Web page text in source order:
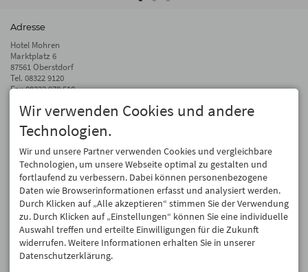
Adresse
Hotel Mohren
Marktplatz 6
87561 Oberstdorf
Tel. 08322 9120
Fax 08322 978 510
info@hotel-mohren.de
Auf dem Laufenden bleiben
Wir geben Ihre E-Mail-Adresse nicht weiter. Wir mögen auch keinen Spam.
Versprochen! Eine Abmeldung ist jederzeit möglich.
Anmelden
Wir verwenden Cookies und andere
Technologien.
Wir und unsere Partner verwenden Cookies und vergleichbare
Technologien, um unsere Webseite optimal zu gestalten und
fortlaufend zu verbessern. Dabei können personenbezogene
Daten wie Browserinformationen erfasst und analysiert werden.
Durch Klicken auf „Alle akzeptieren“ stimmen Sie der Verwendung
zu. Durch Klicken auf „Einstellungen“ können Sie eine individuelle
Auswahl treffen und erteilte Einwilligungen für die Zukunft
widerrufen. Weitere Informationen erhalten Sie in unserer
Datenschutzerklärung.